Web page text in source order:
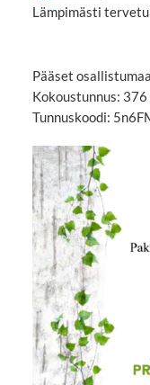
Lämpimästi
Pääset
Kokoustunnus:
Tunnuskoodi: